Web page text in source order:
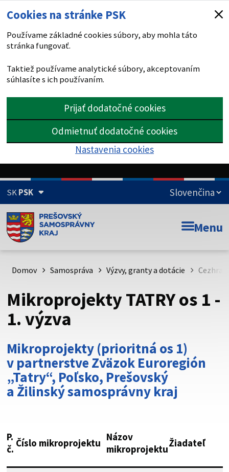
Cookies na stránke PSK
Používame základné cookies súbory, aby mohla táto
stránka fungovať.
Taktiež používame analytické súbory, akceptovaním
súhlasíte s ich používaním.
Prijať dodatočné cookies
Odmietnuť dodatočné cookies
Nastavenia cookies
SKPSK
Doména psk.sk je oficiálna
Toto je oficiálna webová stránka Prešovského
psk.sk.
Buďte pozorní a vždy sa uistite, že zdieľate informácie iba
cez zabezpečenú webovú stránku. Zabezpečená stránka
Menu
Domov Samospráva Výzvy, granty a dotácie
Mikroprojekty TATRY os 1 -
1. výzva
Mikroprojekty (prioritná os 1)
v partnerstve Zväzok Euroregión
„Tatry“, Poľsko, Prešovský
a Žilinský samosprávny kraj
P.
č. Číslo mikroprojektu Názov
mikroprojektuŽiadateľ